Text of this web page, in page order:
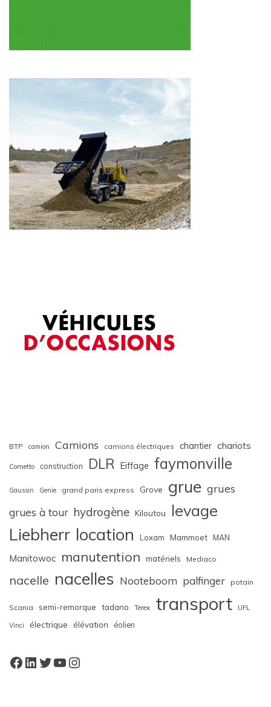
BTP camion Camions camions électriques chantier chariots
Cometto construction DLR Eiffage faymonville
Gaussin Genie grand paris express Grove grue grues
grues à tour hydrogène Kiloutou levage
Liebherr location Loxam Mammoet MAN
Manitowoc manutention matériels Mediaco
nacelle nacelles Nooteboom palfinger potain
Scania semi-remorque tadano Terex transport UFL
Vinci électrique élévation éolien
Facebook
LinkedIn
Twitter
YouTube
Instagram